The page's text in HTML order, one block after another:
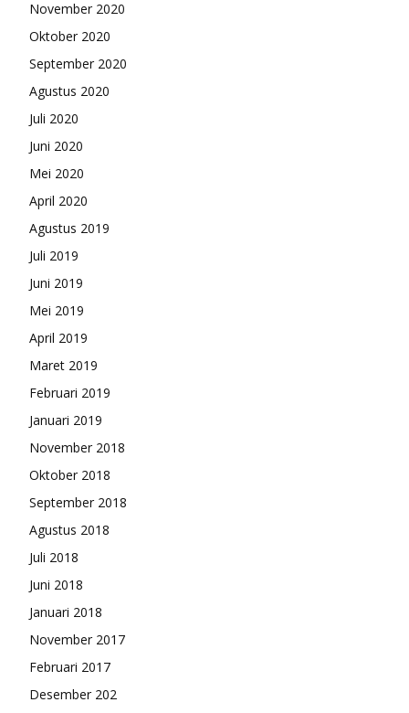
November 2020
Oktober 2020
September 2020
Agustus 2020
Juli 2020
Juni 2020
Mei 2020
April 2020
Agustus 2019
Juli 2019
Juni 2019
Mei 2019
April 2019
Maret 2019
Februari 2019
Januari 2019
November 2018
Oktober 2018
September 2018
Agustus 2018
Juli 2018
Juni 2018
Januari 2018
November 2017
Februari 2017
Desember 202